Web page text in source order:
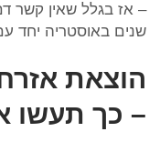
– אז בגלל שאין קשר
שנים באוסטריה יחד
הוצאת
– כך תעשו